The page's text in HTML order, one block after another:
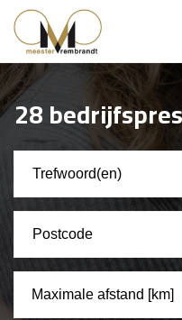
28
Maximale afstand [km]